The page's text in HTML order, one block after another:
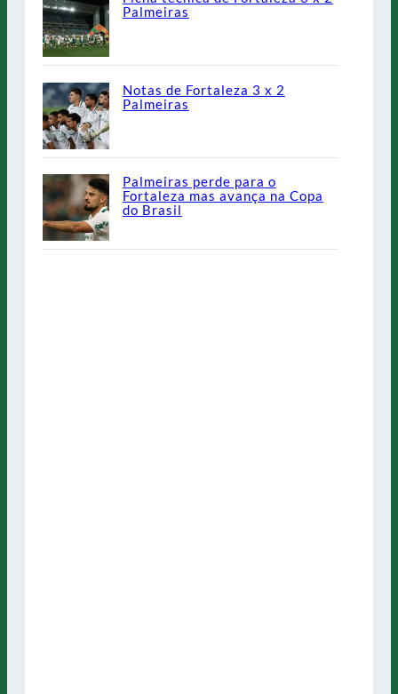
Palmeiras
Notas de Fortaleza 3 x 2
Palmeiras
Palmeiras perde para o
Fortaleza mas avança na Copa
do Brasil